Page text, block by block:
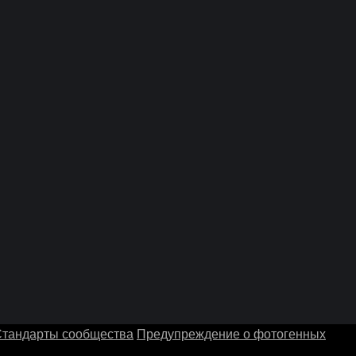
сообщества Предупреждение о фотогенных